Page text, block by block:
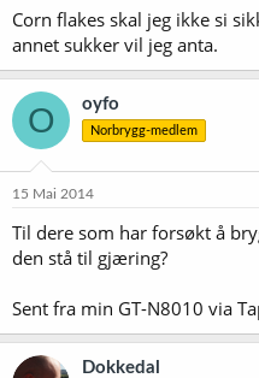
Corn flakes skal jeg ikke si
annet sukker vil jeg anta.
O oyfo
Norbrygg-medlem
15 Mai 2014
Til dere som har forsøkt å
den stå til gjæring?
Sent fra min GT-N8010 via
Dokkedal